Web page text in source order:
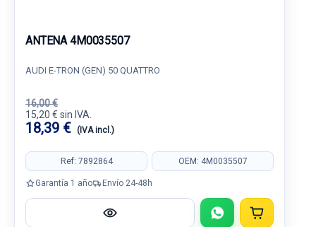
ANTENA 4M0035507
AUDI E-TRON (GEN) 50 QUATTRO
16,00 €
15,20 € sin IVA.
18,39 € (IVA incl.)
Ref: 7892864 OEM: 4M0035507
Garantía 1 año Envío 24-48h